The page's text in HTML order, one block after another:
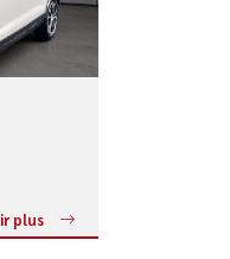
plus